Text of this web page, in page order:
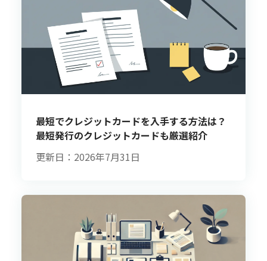
最短でクレジットカードを入手する方法は？
最短発行のクレジットカードも厳選紹介
更新日：2026年7月31日